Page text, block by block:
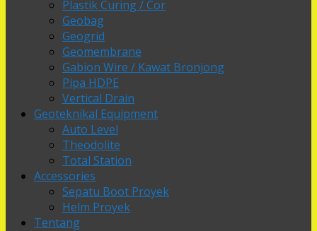
Plastik Curing / Cor
Geobag
Geogrid
Geomembrane
Gabion Wire / Kawat Bronjong
Pipa HDPE
Vertical Drain
Geoteknikal Equipment
Auto Level
Theodolite
Total Station
Accessories
Sepatu Boot Proyek
Helm Proyek
Tentang